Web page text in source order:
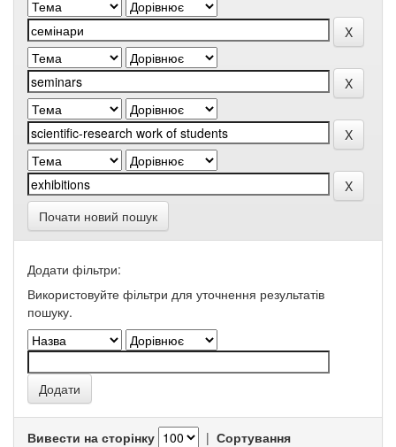
Почати новий пошук
Додати фільтри:
Використовуйте фільтри для уточнення результатів
пошуку.
Вивести на сторінку | Сортування